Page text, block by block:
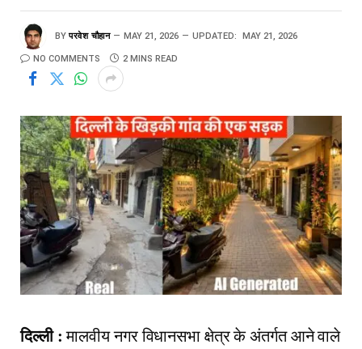
BY परवेश चौहान MAY 21, 2026 UPDATED: MAY 21, 2026
NO COMMENTS 2 MINS READ
दिल्ली :मालवीय नगर विधानसभा क्षेत्र के अंतर्गत आने वाले